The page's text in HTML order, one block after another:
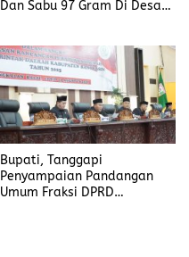
Dan Sabu 97 Gram Di Desa
Bupati, Tanggapi
Penyampaian Pandangan
Umum Fraksi DPRD